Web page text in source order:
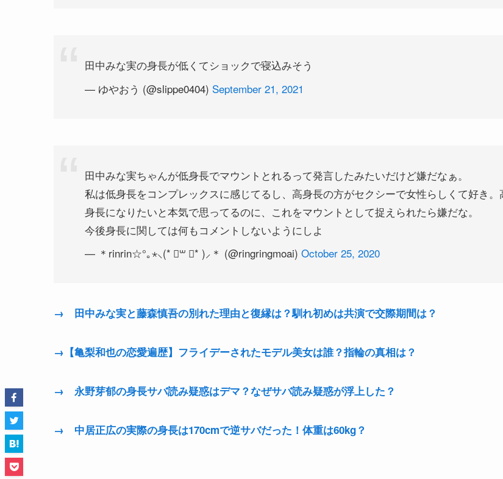
田中みな実の身長が低くてショックで寝込みそう
— ゆやおう (@slippe0404) September 21, 2021
私は低身長をコンプレックスに感じてるし、高身長の方がセクシーで女性らしくて好き。高
身長になりたいと本気で思ってるのに、これをマウントとして捉えられたら嫌だな。
今後身長に関しては何もコメントしないようにしよ
— ＊rinrin☆°｡⋆⸜(* ॑꒳ ॑* )⸝＊ (@ringringmoai)
October 25, 2020